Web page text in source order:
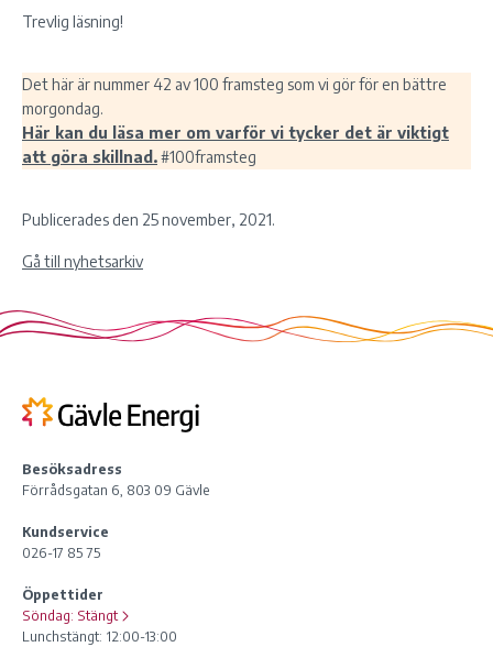
Trevlig läsning!
Det här är nummer 42 av 100 framsteg som vi gör för en bättre
morgondag.
Här kan du läsa mer om varför vi tycker det är viktigt
att göra skillnad.#100framsteg
Publicerades den 25 november, 2021.
Gå till nyhetsarkiv
Besöksadress
Förrådsgatan 6, 803 09 Gävle
Kundservice
026-17 85 75
Öppettider
Söndag: Stängt
Lunchstängt: 12:00-13:00